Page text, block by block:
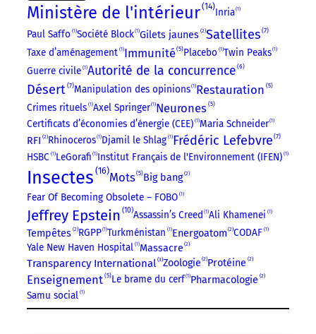
Ministère de l'intérieur 14
Inria 1
Paul Saffo 1 Société Block 1 Gilets jaunes 2 Satellites 7
Taxe d’aménagement 1 Immunité 5 Placebo 1 Twin Peaks 1
Guerre civile 1 Autorité de la concurrence 6
Désert 7 Manipulation des opinions 1 Restauration 5
Crimes rituels 1 Axel Springer 1 Neurones 5
Certificats d’économies d’énergie (CEE) 1 Maria Schneider 1
RFI 2 Rhinoceros 1 Djamil le Shlag 1 Frédéric Lefebvre 7
HSBC 1 LeGorafi 1 Institut Français de l'Environnement (IFEN) 1
Insectes 16 Mots 5 Big bang 2
Fear Of Becoming Obsolete – FOBO 1
Jeffrey Epstein 10 Assassin’s Creed 1 Ali Khamenei 1
Tempêtes 2 RGPP 1 Turkménistan 1 Energoatom 2 CODAF 1
Yale New Haven Hospital 1 Massacre 2
Transparency International 3 Zoologie 2 Protéine 2
Enseignement 5 Le brame du cerf 1 Pharmacologie 2
Samu social 1